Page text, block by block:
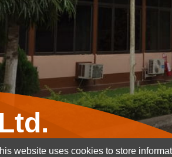
website uses cookies to store